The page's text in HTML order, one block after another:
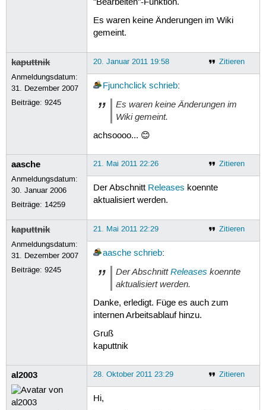
"Bearbeiten"-Funktion.
Es waren keine Änderungen im Wiki
gemeint.
kaputtnik
Anmeldungsdatum:
31. Dezember 2007
Beiträge:9245
Zitieren
20. Januar 2011 19:58
Fjunchclick schrieb:
Es waren keine Änderungen im
Wiki gemeint.
achsoooo... 😊
aasche
Anmeldungsdatum:
30. Januar 2006
Beiträge: 14259
Zitieren
21. Mai 2011 22:26
Der Abschnitt Releases koennte
aktualisiert werden.
kaputtnik
Anmeldungsdatum:
31. Dezember 2007
Beiträge:9245
Zitieren
21. Mai 2011 22:29
aasche schrieb:
Der AbschnittReleases koennte
aktualisiert werden.
Danke, erledigt. Füge es auch zum
internen Arbeitsablauf hinzu.
Gruß
kaputtnik
al2003 Zitieren
28. Oktober 2011 23:29
Hi,